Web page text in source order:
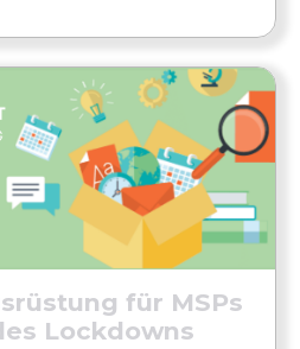
für MSPs
Lockdowns